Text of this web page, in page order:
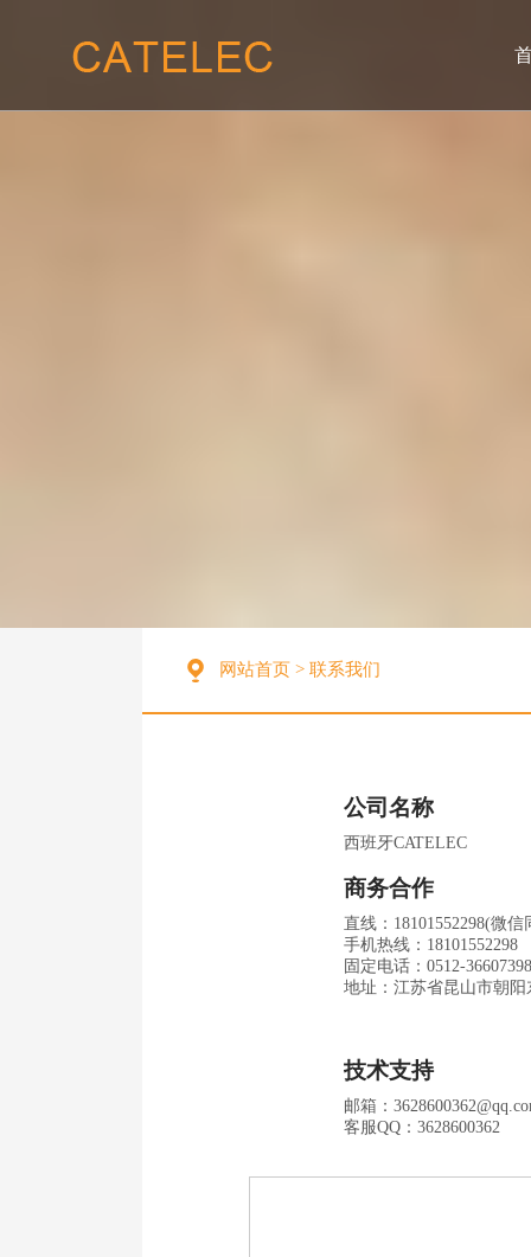
网站首页 > 联系我们
公司名称
西班牙CATELEC
商务合作
直线： 18101552298(微信
手机热线： 18101552298
固定电话：0512-36607398
地址：江苏省昆山市朝阳
技术支持
邮箱： 3628600362
客服QQ：3628600362